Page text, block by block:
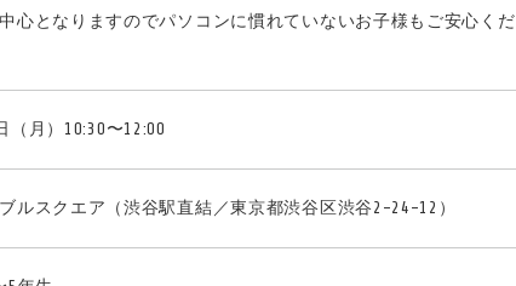
心となりますのでパソコンに慣れていないお子様もご安心くだ
（月）10:30〜12:00
ルスクエア（渋谷駅直結／東京都渋谷区渋谷2-24-12）